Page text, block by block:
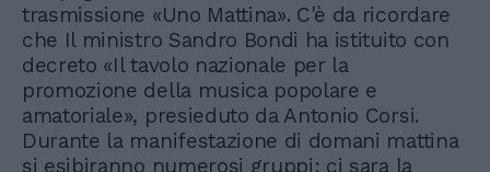
trasmissione «Uno Mattina». C'è da ricordare
che Il ministro Sandro Bondi ha istituito con
decreto «Il tavolo nazionale per la
promozione della musica popolare e
amatoriale», presieduto da Antonio Corsi.
Durante la manifestazione di domani mattina
si esibiranno numerosi gruppi: ci sara la